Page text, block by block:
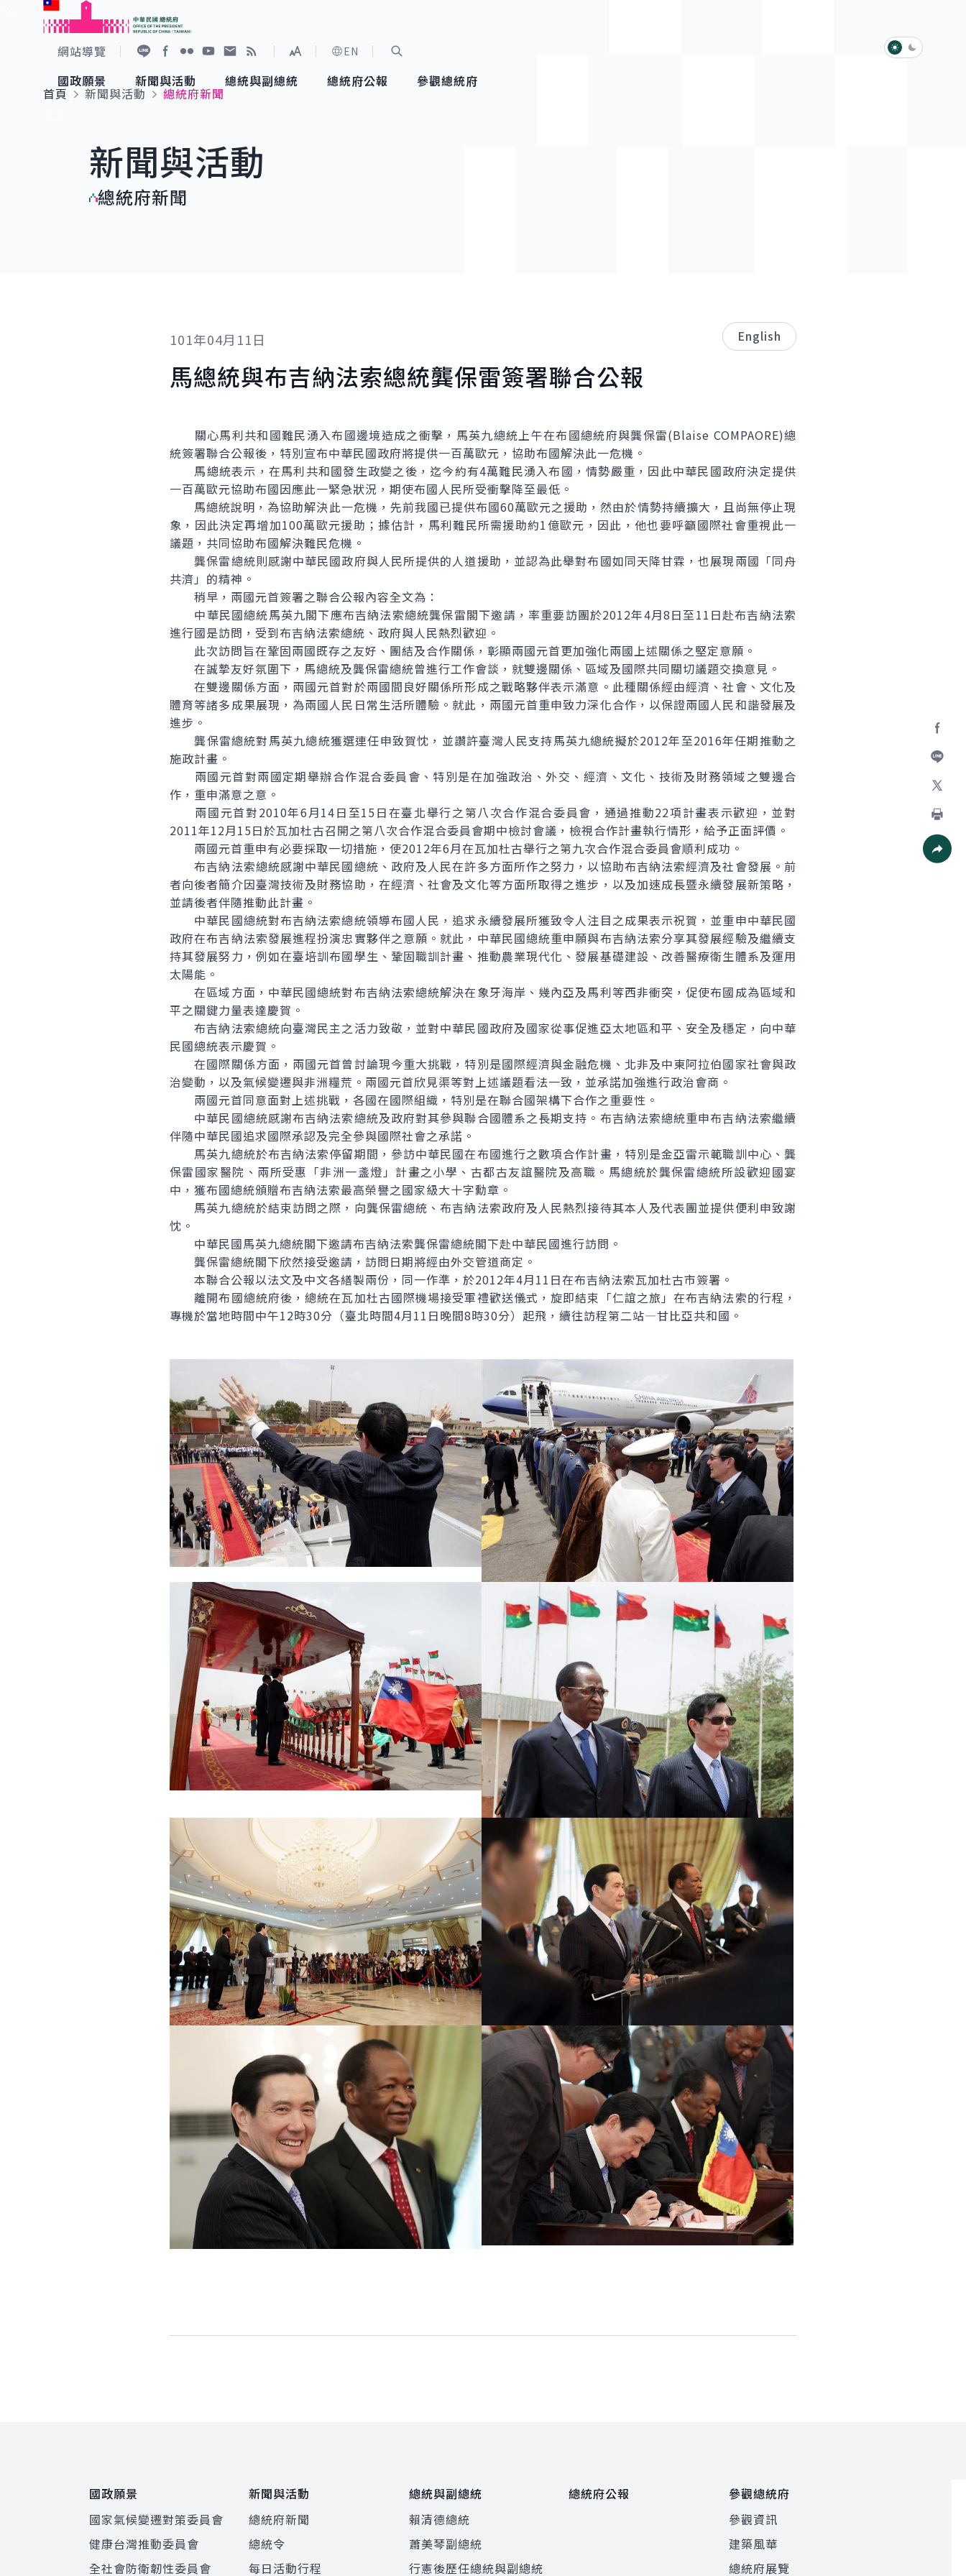
跳到主要內容
網站導覽
展開字級選單
EN
國政願景
國家氣候變遷對策委員會
重要談話
新聞與活動
總統府新聞
影音頻道
總統與副總統
賴清德總統
總統府公報 參觀總統府
參觀資訊
淺色模式
深色模式
首頁
新聞與活動
總統府新聞
新聞與活動
總統府新聞
加入好
列印
101年04月11日 English
馬總統與布吉納法索總統龔保雷簽署聯合公報
關心馬利共和國難民湧入布國邊境造成之衝擊，馬英九總統上午在布國總統府與龔保雷(Blaise COMPAORE)總
統簽署聯合公報後，特別宣布中華民國政府將提供一百萬歐元，協助布國解決此一危機。
馬總統表示，在馬利共和國發生政變之後，迄今約有4萬難民湧入布國，情勢嚴重，因此中華民國政府決定提供
一百萬歐元協助布國因應此一緊急狀況，期使布國人民所受衝擊降至最低。
馬總統說明，為協助解決此一危機，先前我國已提供布國60萬歐元之援助，然由於情勢持續擴大，且尚無停止現
象，因此決定再增加100萬歐元援助；據估計，馬利難民所需援助約1億歐元，因此，他也要呼籲國際社會重視此一
議題，共同協助布國解決難民危機。
龔保雷總統則感謝中華民國政府與人民所提供的人道援助，並認為此舉對布國如同天降甘霖，也展現兩國「同舟
共濟」的精神。
稍早，兩國元首簽署之聯合公報內容全文為：
中華民國總統馬英九閣下應布吉納法索總統龔保雷閣下邀請，率重要訪團於2012年4月8日至11日赴布吉納法索
進行國是訪問，受到布吉納法索總統、政府與人民熱烈歡迎。
此次訪問旨在鞏固兩國既存之友好、團結及合作關係，彰顯兩國元首更加強化兩國上述關係之堅定意願。
在誠摯友好氛圍下，馬總統及龔保雷總統曾進行工作會談，就雙邊關係、區域及國際共同關切議題交換意見。
在雙邊關係方面，兩國元首對於兩國間良好關係所形成之戰略夥伴表示滿意。此種關係經由經濟、社會、文化及
體育等諸多成果展現，為兩國人民日常生活所體驗。就此，兩國元首重申致力深化合作，以保證兩國人民和諧發展及
進步。
龔保雷總統對馬英九總統獲選連任申致賀忱，並讚許臺灣人民支持馬英九總統擬於2012年至2016年任期推動之
施政計畫。
兩國元首對兩國定期舉辦合作混合委員會、特別是在加強政治、外交、經濟、文化、技術及財務領域之雙邊合
作，重申滿意之意。
兩國元首對2010年6月14日至15日在臺北舉行之第八次合作混合委員會，通過推動22項計畫表示歡迎，並對
2011年12月15日於瓦加杜古召開之第八次合作混合委員會期中檢討會議，檢視合作計畫執行情形，給予正面評價。
兩國元首重申有必要採取一切措施，使2012年6月在瓦加杜古舉行之第九次合作混合委員會順利成功。
布吉納法索總統感謝中華民國總統、政府及人民在許多方面所作之努力，以協助布吉納法索經濟及社會發展。前
者向後者簡介因臺灣技術及財務協助，在經濟、社會及文化等方面所取得之進步，以及加速成長暨永續發展新策略，
並請後者伴隨推動此計畫。
中華民國總統對布吉納法索總統領導布國人民，追求永續發展所獲致令人注目之成果表示祝賀，並重申中華民國
政府在布吉納法索發展進程扮演忠實夥伴之意願。就此，中華民國總統重申願與布吉納法索分享其發展經驗及繼續支
持其發展努力，例如在臺培訓布國學生、鞏固職訓計畫、推動農業現代化、發展基礎建設、改善醫療衛生體系及運用
太陽能。
在區域方面，中華民國總統對布吉納法索總統解決在象牙海岸、幾內亞及馬利等西非衝突，促使布國成為區域和
平之關鍵力量表達慶賀。
布吉納法索總統向臺灣民主之活力致敬，並對中華民國政府及國家從事促進亞太地區和平、安全及穩定，向中華
民國總統表示慶賀。
在國際關係方面，兩國元首曾討論現今重大挑戰，特別是國際經濟與金融危機、北非及中東阿拉伯國家社會與政
治變動，以及氣候變遷與非洲糧荒。兩國元首欣見渠等對上述議題看法一致，並承諾加強進行政治會商。
兩國元首同意面對上述挑戰，各國在國際組織，特別是在聯合國架構下合作之重要性。
中華民國總統感謝布吉納法索總統及政府對其參與聯合國體系之長期支持。布吉納法索總統重申布吉納法索繼續
伴隨中華民國追求國際承認及完全參與國際社會之承諾。
馬英九總統於布吉納法索停留期間，參訪中華民國在布國進行之數項合作計畫，特別是金亞雷示範職訓中心、龔
保雷國家醫院、兩所受惠「非洲一盞燈」計畫之小學、古都古友誼醫院及高職。馬總統於龔保雷總統所設歡迎國宴
中，獲布國總統頒贈布吉納法索最高榮譽之國家級大十字勳章。
馬英九總統於結束訪問之際，向龔保雷總統、布吉納法索政府及人民熱烈接待其本人及代表團並提供便利申致謝
忱。
中華民國馬英九總統閣下邀請布吉納法索龔保雷總統閣下赴中華民國進行訪問。
龔保雷總統閣下欣然接受邀請，訪問日期將經由外交管道商定。
本聯合公報以法文及中文各繕製兩份，同一作準，於2012年4月11日在布吉納法索瓦加杜古市簽署。
離開布國總統府後，總統在瓦加杜古國際機場接受軍禮歡送儀式，旋即結束「仁誼之旅」在布吉納法索的行程，
專機於當地時間中午12時30分（臺北時間4月11日晚間8時30分）起飛，續往訪程第二站—甘比亞共和國。
國政願景
國家氣候變遷對策委員會
健康台灣推動委員會
全社會防衛韌性委員會
新聞與活動
總統府新聞
總統令
每日活動行程
總統與副總統
賴清德總統
蕭美琴副總統
行憲後歷任總統與副總統
總統府公報
參觀總統府
參觀資訊
建築風華
總統府展覽